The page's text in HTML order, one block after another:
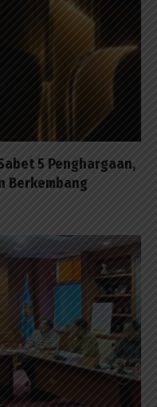
5 Penghargaan,
Berkembang